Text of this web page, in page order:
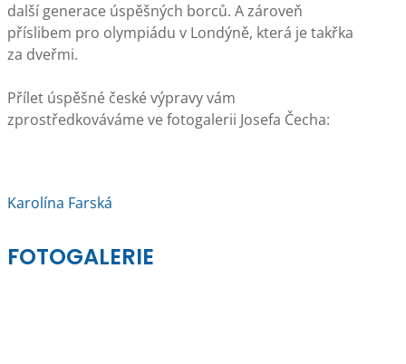
další generace úspěšných borců. A zároveň
příslibem pro olympiádu v Londýně, která je takřka
za dveřmi.
Přílet úspěšné české výpravy vám
zprostředkováváme ve fotogalerii Josefa Čecha:
Karolína Farská
FOTOGALERIE